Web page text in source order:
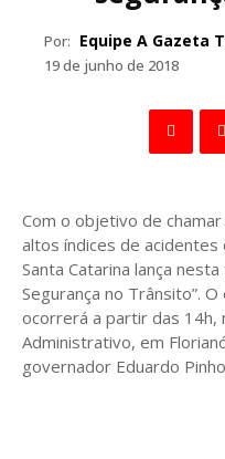
Por: Equipe A Gazeta
19 de junho de 2018
Com o objetivo de
altos índices de
Santa Catarina lança
Segurança no Trânsito”.
ocorrerá a partir das
Administrativo, em
governador Eduardo